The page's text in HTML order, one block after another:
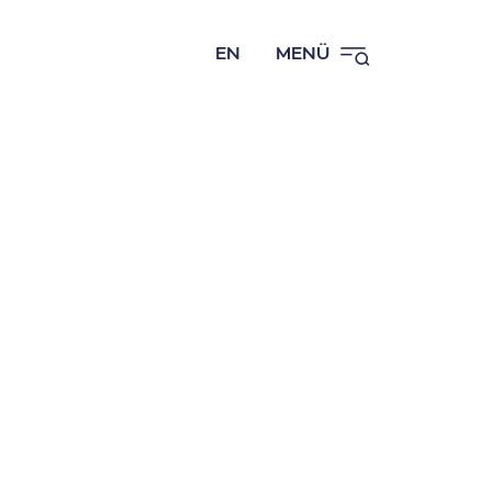
EN MENÜ